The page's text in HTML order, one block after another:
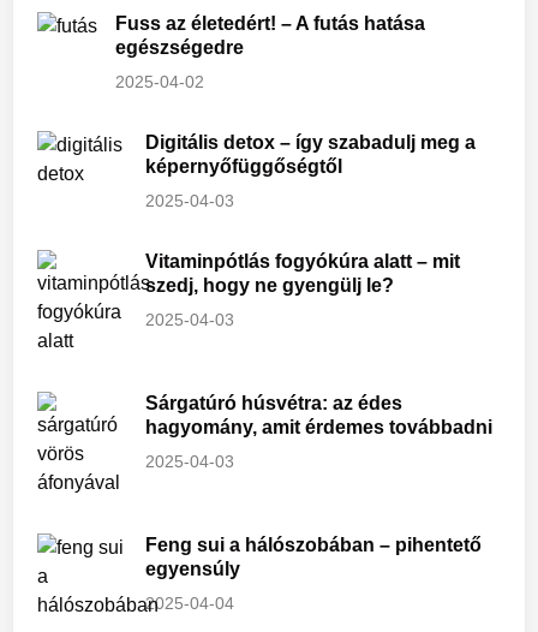
Fuss az életedért! – A futás hatása
egészségedre
2025-04-02
Digitális detox – így szabadulj meg a
képernyőfüggőségtől
2025-04-03
Vitaminpótlás fogyókúra alatt – mit
szedj, hogy ne gyengülj le?
2025-04-03
Sárgatúró húsvétra: az édes
hagyomány, amit érdemes továbbadni
2025-04-03
Feng sui a hálószobában – pihentető
egyensúly
2025-04-04